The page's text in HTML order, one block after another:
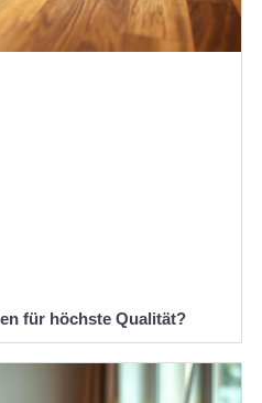
für höchste Qualität?